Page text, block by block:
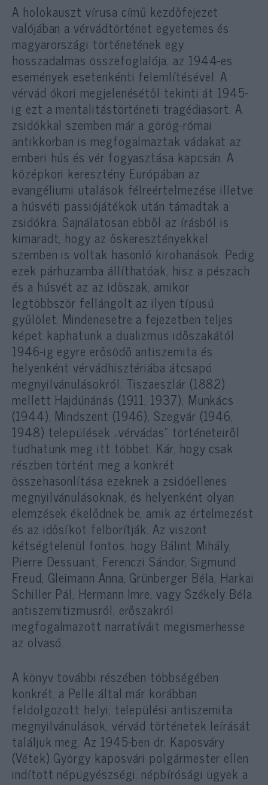
A holokauszt vírusa című kezdőfejezet
valójában a vérvádtörténet egyetemes és
magyarországi történetének egy
hosszadalmas összefoglalója, az 1944-es
események esetenkénti felemlítésével. A
vérvád ókori megjelenésétől tekinti át 1945-
ig ezt a mentalitástörténeti tragédiasort. A
zsidókkal szemben már a görög-római
antikkorban is megfogalmaztak vádakat az
emberi hús és vér fogyasztása kapcsán. A
középkori keresztény Európában az
evangéliumi utalások félreértelmezése illetve
a húsvéti passiójátékok után támadtak a
zsidókra. Sajnálatosan ebből az írásból is
kimaradt, hogy az őskeresztényekkel
szemben is voltak hasonló kirohanások. Pedig
ezek párhuzamba állíthatóak, hisz a pészach
és a húsvét az az időszak, amikor
legtöbbször fellángolt az ilyen típusú
gyűlölet. Mindenesetre a fejezetben teljes
képet kaphatunk a dualizmus időszakától
1946-ig egyre erősödő antiszemita és
helyenként vérvádhisztériába átcsapó
megnyilvánulásokról. Tiszaeszlár (1882)
mellett Hajdúnánás (1911, 1937), Munkács
(1944), Mindszent (1946), Szegvár (1946,
1948) települések „vérvádas” történeteiről
tudhatunk meg itt többet. Kár, hogy csak
részben történt meg a konkrét
összehasonlítása ezeknek a zsidóellenes
megnyilvánulásoknak, és helyenként olyan
elemzések ékelődnek be, amik az értelmezést
és az idősíkot felborítják. Az viszont
kétségtelenül fontos, hogy Bálint Mihály,
Pierre Dessuant, Ferenczi Sándor, Sigmund
Freud, Gleimann Anna, Grünberger Béla, Harkai
Schiller Pál, Hermann Imre, vagy Székely Béla
antiszemitizmusról, erőszakról
megfogalmazott narratíváit megismerhesse
az olvasó.
A könyv további részében többségében
konkrét, a Pelle által már korábban
feldolgozott helyi, települési antiszemita
megnyilvánulások, vérvád történetek leírását
találjuk meg. Az 1945-ben dr. Kaposváry
(Vétek) György kaposvári polgármester ellen
indított népügyészségi, népbírósági ügyek a